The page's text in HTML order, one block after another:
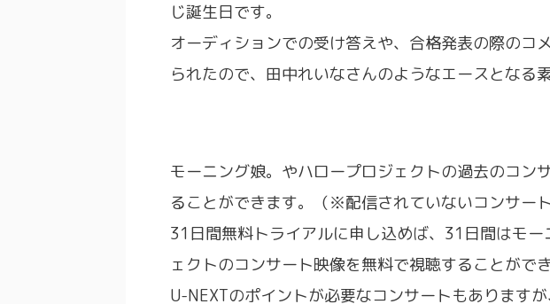
じ誕生日です。
オーディションでの受け答えや、合格発表の際のコ
られたので、田中れいなさんのようなエースとなる
モーニング娘。やハロープロジェクトの過去のコン
ることができます。（※配信されていないコンサー
31日間無料トライアルに申し込めば、31日間はモ
ェクトのコンサート映像を無料で視聴することができ
U-NEXTのポイントが必要なコンサートもあります